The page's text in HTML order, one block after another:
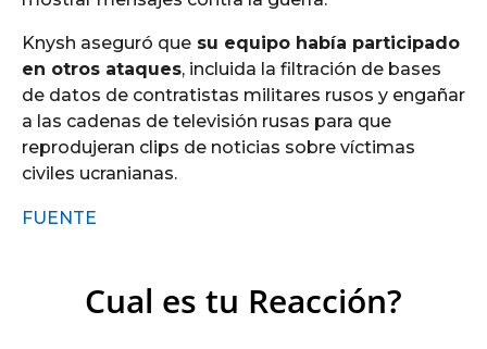
Knysh aseguró que su equipo había participado
en otros ataques, incluida la filtración de bases
de datos de contratistas militares rusos y engañar
a las cadenas de televisión rusas para que
reprodujeran clips de noticias sobre víctimas
civiles ucranianas.
FUENTE
Cual es tu Reacción?